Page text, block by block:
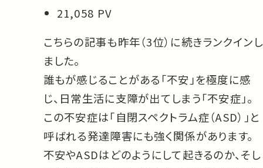
21,058 PV
こちらの記事も昨年（3位）に続きランクインし
ました。
誰もが感じることがある「不安」を極度に感
じ、日常生活に支障が出てしまう「不安症」。
この不安症は「自閉スペクトラム症（ASD）」と
呼ばれる発達障害にも強く関係があります。
不安やASDはどのようにして起きるのか、そし